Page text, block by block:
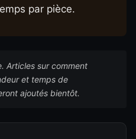
par pièce.
Articles sur comment
et temps de
ajoutés bientôt.